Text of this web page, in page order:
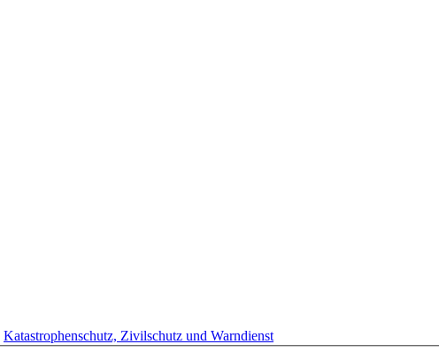
Katastrophenschutz, Zivilschutz und Warndienst